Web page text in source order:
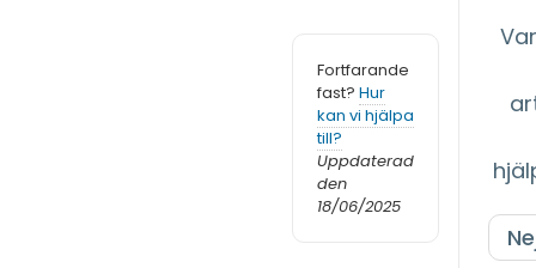
Fortfarande
fast? Hur
kan vi hjälpa
till?
Uppdaterad
den
18/06/2025